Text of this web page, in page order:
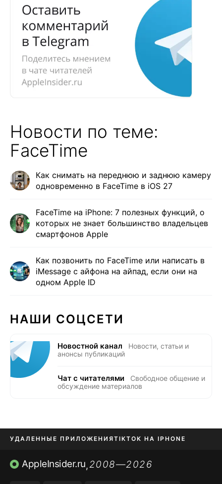
Новости по теме:
FaceTime
Как снимать на переднюю и заднюю камеру
одновременно в FaceTime в iOS 27
FaceTime на iPhone: 7 полезных функций, о
которых не знает большинство владельцев
смартфонов Apple
Как позвонить по FaceTime или написать в
iMessage с айфона на айпад, если они на
одном Apple ID
НАШИ СОЦСЕТИ
Новостной канал
Новости, статьи и
анонсы публикаций
Чат с читателями
Свободное общение и
обсуждение материалов
УДАЛЕННЫЕ ПРИЛОЖЕНИЯTIKTOK НА IPHONE
ПРИЛОЖЕНИЯ БЕЗ APP STORE
AppleInsider.ru,2008—2026